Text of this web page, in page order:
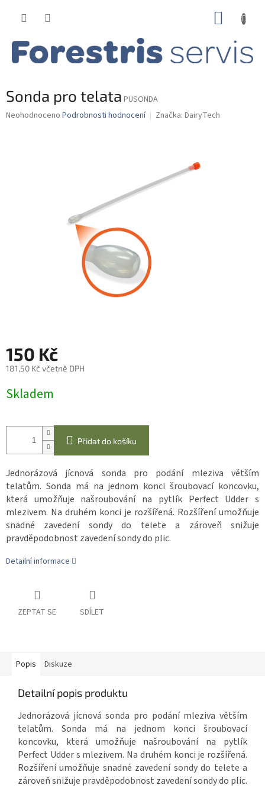
Sonda pro telata PUSONDA
Průměrné
Neohodnoceno Podrobnosti hodnocení Značka: DairyTech
150 Kč
181,50 Kč včetně DPH
cena:
Skladem
Přidat do košíku
Jednorázová jícnová sonda pro podání mleziva větším
telatům. Sonda má na jednom konci šroubovací koncovku,
která umožňuje našroubování na pytlík Perfect Udder s
mlezivem. Na druhém konci je rozšířená. Rozšíření umožňuje
snadné zavedení sondy do telete a zároveň snižuje
pravděpodobnost zavedení sondy do plic.
Detailní informace
ZEPTAT SE SDÍLET
Popis Diskuze
Detailní popis produktu
Jednorázová jícnová sonda pro podání mleziva větším
telatům. Sonda má na jednom konci šroubovací
koncovku, která umožňuje našroubování na pytlík
Perfect Udder s mlezivem. Na druhém konci je rozšířená.
Rozšíření umožňuje snadné zavedení sondy do telete a
zároveň snižuje pravděpodobnost zavedení sondy do plic.